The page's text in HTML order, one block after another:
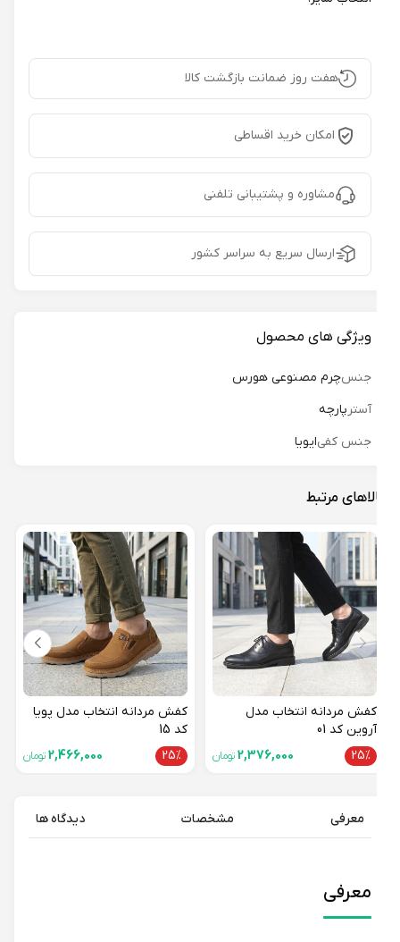
هفت روز ضمانت بازگشت کالا
امکان خرید اقساطی
مشاوره و پشتیبانی تلفنی
ارسال سریع به سراسر کشور
ویژگی های محصول
جنسچرم مصنوعی هورس
آسترپارچه
جنس کفی ایویا
مرتبط
کفش مردانه انتخاب مدل
آروین کد 01
25%
2,376,000تومان
کفش مردانه انتخاب مدل پویا
25%
2,466,000تومان
معرفی مشخصات دیدگاه ها
معرفی